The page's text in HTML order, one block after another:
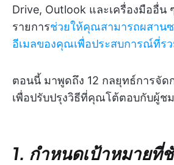
Drive, Outlook และเครื่องมืออื่น
รายการช่วยให้คุณสามารถผสาน
อีเมลของคุณเพื่อประสบการณ์ที่ร
ตอนนี้ มาพูดถึง 12 กลยุทธ์การจัด
เพื่อปรับปรุงวิธีที่คุณโต้ตอบกับผู้ช
1. กำหนดเป้าหมายที่